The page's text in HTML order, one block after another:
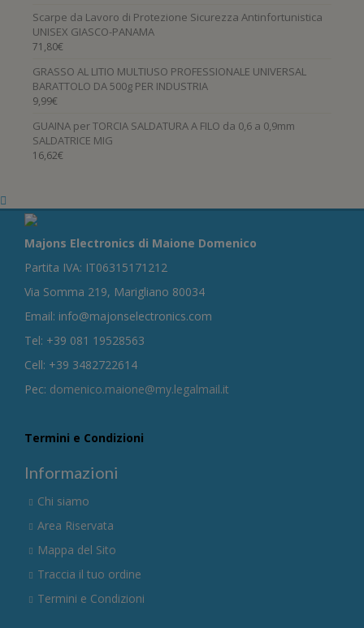
Scarpe da Lavoro di Protezione Sicurezza Antinfortunistica
UNISEX GIASCO-PANAMA
71,80€
GRASSO AL LITIO MULTIUSO PROFESSIONALE UNIVERSAL
BARATTOLO DA 500g PER INDUSTRIA
9,99€
GUAINA per TORCIA SALDATURA A FILO da 0,6 a 0,9mm
SALDATRICE MIG
16,62€
Majons Electronics di Maione Domenico
Partita IVA: IT06315171212
Via Somma 219, Marigliano 80034
Email: info@majonselectronics.com
Tel: +39 081 19528563
Cell: +39 3482722614
Pec: domenico.maione@my.legalmail.it
Termini e Condizioni
Informazioni
Chi siamo
Area Riservata
Mappa del Sito
Traccia il tuo ordine
Termini e Condizioni